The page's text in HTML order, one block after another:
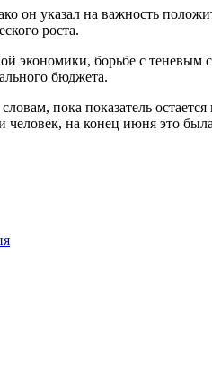
он указал на важность
роста.
экономики, борьбе с теневым
бюджета.
пока показатель
на конец июня это